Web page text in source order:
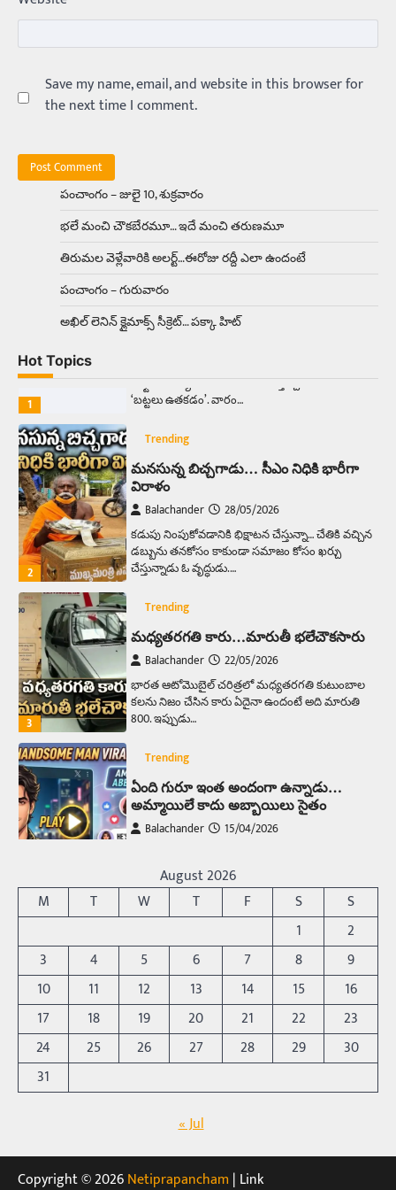
Save my name, email, and website in this browser for
the next time I comment.
పంచాంగం – జులై 10, శుక్రవారం
భలే మంచి చౌకబేరమూ… ఇదే మంచి తరుణమూ
తిరుమల వెళ్లేవారికి అలర్ట్‌…ఈరోజు రద్దీ ఎలా ఉందంటే
పంచాంగం – గురువారం
అఖిల్‌ లెనిన్ క్లైమాక్స్‌ సీక్రెట్‌… పక్కా హిట్‌
Hot Topics
Balachander 15/04/2026
అందమైన అమ్మాయిని పుత్తడి బొమ్మఅని లేదా బాపూ
అందంగా ఉంటారనే నానుడి…
Balachander
ఉత్తర ప్రదేశ్‌లోని ఝాన్సీ జిల్లాలో ఒక వింతైన రోడ్డు
ప్రమాదం చోటుచేసుకుంది. ఝాన్సీ–కాన్పూర్ జాతీయ
రహదారిపై వేల సంఖ్యలో బీరు…
1
Trending
అక్కడ ఆదివారం బట్టలు ఉతికితే…జైలుకే
సాఫ్ట్‌వేర్ ఉద్యోగి వరకు అందరికీ గుర్తొచ్చే మొదటి పని
‘బట్టలు ఉతకడం’. వారం…
2
Trending
మనసున్న బిచ్చగాడు… సీఎం నిధికి భారీగా
విరాళం
Balachander 28/05/2026
కడుపు నింపుకోవడానికి భిక్షాటన చేస్తున్నా… చేతికి వచ్చిన
డబ్బును తనకోసం కాకుండా సమాజం కోసం ఖర్చు
చేస్తున్నాడు ఓ వృద్ధుడు.…
3
Trending
మధ్యతరగతి కారు…మారుతీ భలేచౌకసారు
Balachander 22/05/2026
భారత ఆటోమొబైల్ చరిత్రలో మధ్యతరగతి కుటుంబాల
కలను నిజం చేసిన కారు ఏదైనా ఉందంటే అది మారుతి
800. ఇప్పుడు…
4
Trending
ఏంది గురూ ఇంత అందంగా ఉన్నాడు…
అమ్మాయిలే కాదు అబ్బాయిలు సైతం
Balachander 15/04/2026
బోమ్మ అని పిలుస్తాం. స్పెయిన్‌ అమ్మాయిలు చాలా
అందంగా ఉంటారనే నానుడి…
5
రోడ్డుపై ఏరులై పారిన బీర్లు… ఘాటుతో
మండుతున్న నోర్లు
Balachander 15/04/2026
ఉత్తర ప్రదేశ్‌లోని ఝాన్సీ జిల్లాలో ఒక వింతైన రోడ్డు
ప్రమాదం చోటుచేసుకుంది. ఝాన్సీ–కాన్పూర్ జాతీయ
రహదారిపై వేల సంఖ్యలో బీరు…
Trending
అక్కడ ఆదివారం బట్టలు ఉతికితే…జైలుకే
ఆదివారం వచ్చిందంటే చాలు సామాన్యుడి నుండి
August 2026
M
T W T F S
S
1
2
3
4 5 6 7 8
9
10
11 12 13 14 15
16
17
18 19 20 21 22
23
24
25 26 27 28 29
30
31
« Jul
Copyright © 2026Netiprapancham | Link